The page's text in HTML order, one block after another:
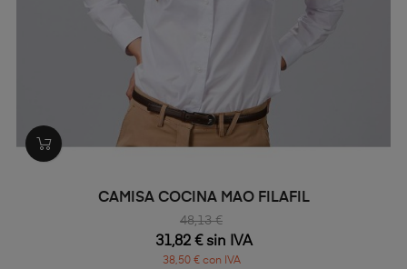
CAMISA COCINA MAO FILAFIL
48,13 €
31,82 € sin IVA
38,50 € con IVA